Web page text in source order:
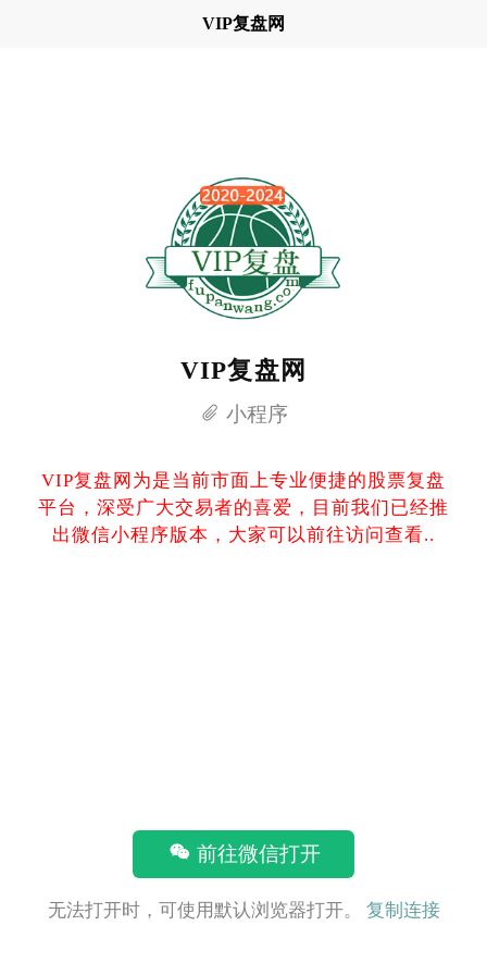
VIP复盘网
VIP复盘网
小程序
VIP复盘网为是当前市面上专业便捷的股票复盘
平台，深受广大交易者的喜爱，目前我们已经推
出微信小程序版本，大家可以前往访问查看..
前往微信打开
无法打开时，可使用默认浏览器打开。 复制连接